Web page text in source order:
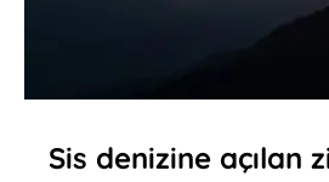
Sis denizine açılan